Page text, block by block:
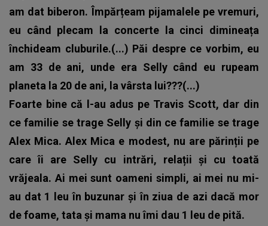
am dat biberon. Împărțeam pijamalele pe vremuri,
eu când plecam la concerte la cinci dimineața
închideam cluburile.(...) Păi despre ce vorbim, eu
am 33 de ani, unde era Selly când eu rupeam
planeta la 20 de ani, la vârsta lui???(...)
Foarte bine că l-au adus pe Travis Scott, dar din
ce familie se trage Selly și din ce familie se trage
Alex Mica. Alex Mica e modest, nu are părinții pe
care îi are Selly cu intrări, relații și cu toată
vrăjeala. Ai mei sunt oameni simpli, ai mei nu mi-
au dat 1 leu în buzunar și în ziua de azi dacă mor
de foame, tata și mama nu îmi dau 1 leu de pită.